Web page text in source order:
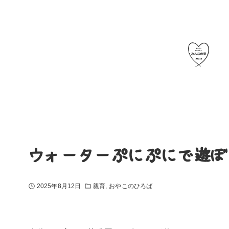
ウォーターぷにぷにで遊
2025年8月12日 親育 おやこのひろば